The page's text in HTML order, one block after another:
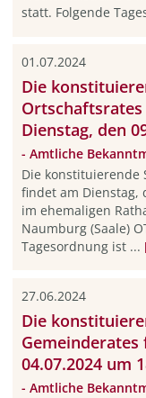
statt. Folgende
01.07.2024
Die
Dienstag, den
- Amtliche
Die konstituierende
findet am Dienstag,
im ehemaligen
Naumburg (Saale)
Tagesordnung ist ...
27.06.2024
Die
04.07.2024 um
- Amtliche